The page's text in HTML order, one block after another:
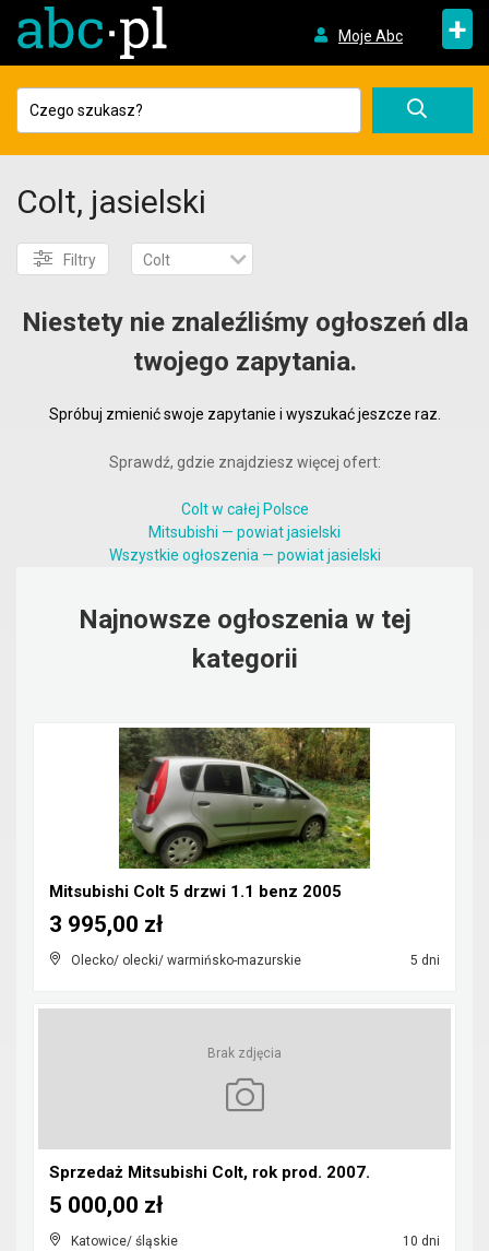
Moje Abc +
Colt, jasielski
Filtry Colt
Niestety nie znaleźliśmy ogłoszeń dla
twojego zapytania.
Spróbuj zmienić swoje zapytanie i wyszukać jeszcze raz.
Sprawdź, gdzie znajdziesz więcej ofert:
Colt w całej Polsce
Mitsubishi — powiat jasielski
Wszystkie ogłoszenia — powiat jasielski
Najnowsze ogłoszenia w tej
kategorii
Mitsubishi Colt 5 drzwi 1.1 benz 2005
Olecko/ olecki/ warmińsko-mazurskie 5 dni
3 995,00 zł
Brak zdjęcia
Sprzedaż Mitsubishi Colt, rok prod. 2007.
Katowice/ śląskie 10 dni
5 000,00 zł